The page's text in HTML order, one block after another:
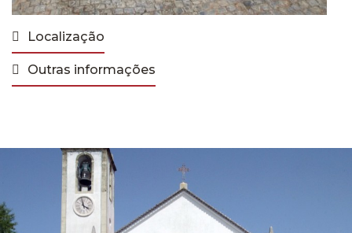
Localização
Outras informações